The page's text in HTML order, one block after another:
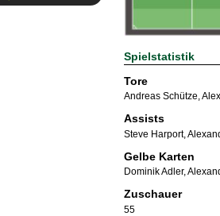
Spielstatistik
Tore
Andreas Schütze,
Assists
Steve Harport,
Gelbe Karten
Dominik Adler,
Zuschauer
55